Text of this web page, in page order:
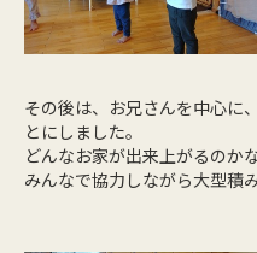
その後は、お兄さんを中心に
とにしました。
どんなお家が出来上がるのか
みんなで協力しながら大型積